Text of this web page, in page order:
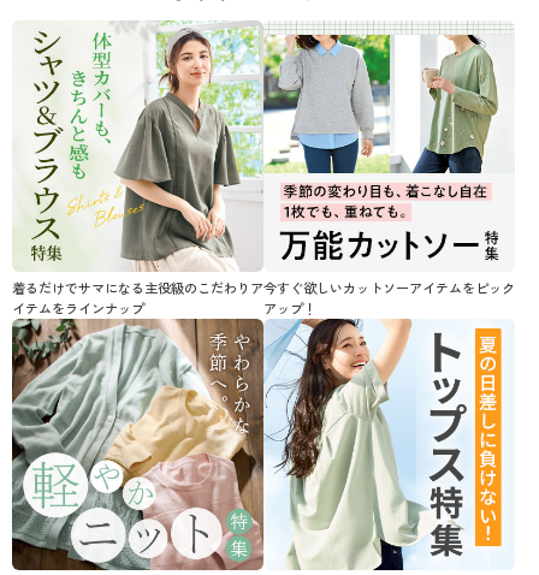
着るだけでサマになる主役級のこだわりア
イテムをラインナップ
今すぐ欲しいカットソーアイテムをピック
アップ！